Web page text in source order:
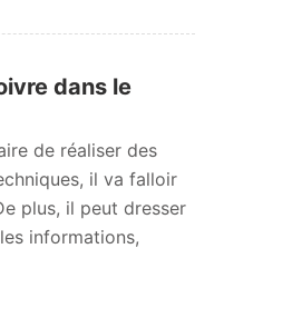
dans le
de réaliser des
il va falloir
plus, il peut dresser
informations,